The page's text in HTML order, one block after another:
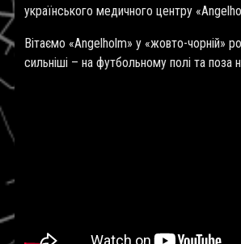
українського медичного центру «
Вітаємо «Angelholm» у «жовто-чорній»
сильніші – на футбольному полі та поза